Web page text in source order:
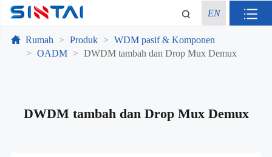
EN
Rumah Produk
WDM pasif & Komponen
OADM
DWDM tambah dan Drop Mux Demux
DWDM tambah dan Drop Mux Demux